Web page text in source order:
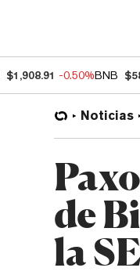
$1,908.91 -0.50%BNB
Noticias
de
la